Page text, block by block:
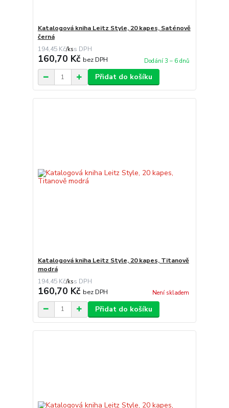
Katalogová kniha Leitz Style, 20 kapes, Saténově
černá
194,45 Kč/ks
160,70 Kč bez DPH Dodání 3 – 6 dnů
Přidat do košíku
Katalogová kniha Leitz Style, 20 kapes, Titanově
modrá
194,45 Kč/ks
160,70 Kč bez DPH Není skladem
Přidat do košíku